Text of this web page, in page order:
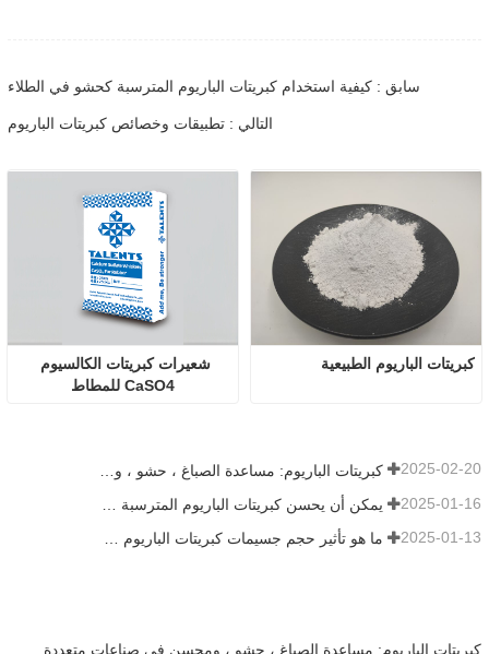
سابق : كيفية استخدام كبريتات الباريوم المترسبة كحشو في الطلاء
التالي : تطبيقات وخصائص كبريتات الباريوم
CaSO4 للمطاط
كبريتات الباريوم الطبيعية
2025-02-20
2025-01-16
ما هو تأثير حجم جسيمات كبريتات الباريوم على الطلاء؟ 2025-01-13
كبريتات الباريوم: مساعدة الصباغ ، حشو ، ومحسن في صناعات متعددة